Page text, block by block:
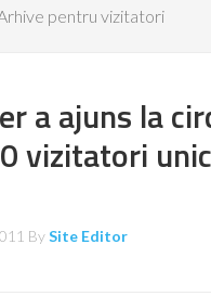
pentru vizitatori
a ajuns la
vizitatori
BySite Editor